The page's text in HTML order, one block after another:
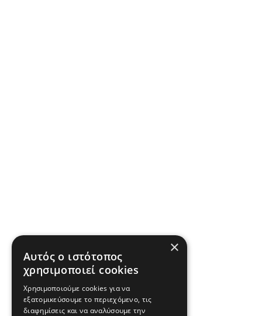
×
Αυτός ο ιστότοπος
χρησιμοποιεί cookies
Χρησιμοποιούμε cookies για να
εξατομικεύσουμε το περιεχόμενο, τις
διαφημίσεις και να αναλύσουμε την